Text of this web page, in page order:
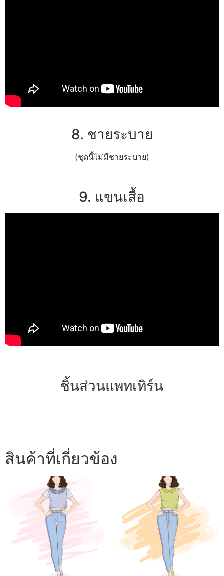
8. ชายระบาย
(ชุดนี้ไม่มีชายระบาย)
9. แขนเสื้อ
ชิ้นส่วนแพทเทิร์น
สินค้าที่เกี่ยวข้อง